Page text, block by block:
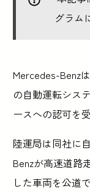
グラム
Mercedes-Benz
の自動運転シス
ースへの認可を
陸運局は同社に
Benzが高速道路
した車両を公道